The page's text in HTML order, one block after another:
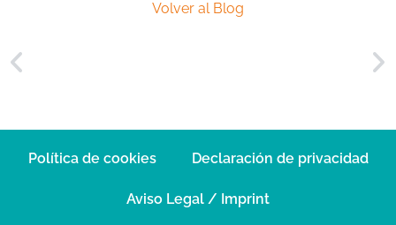
Volver al Blog
Política de cookies Declaración de privacidad
Aviso Legal / Imprint